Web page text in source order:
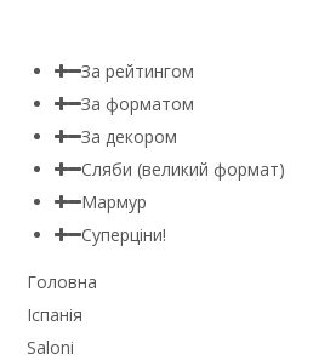
За рейтингом
За форматом
За декором
Сляби (великий формат)
Мармур
Суперціни!
Головна
Іспанія
Saloni